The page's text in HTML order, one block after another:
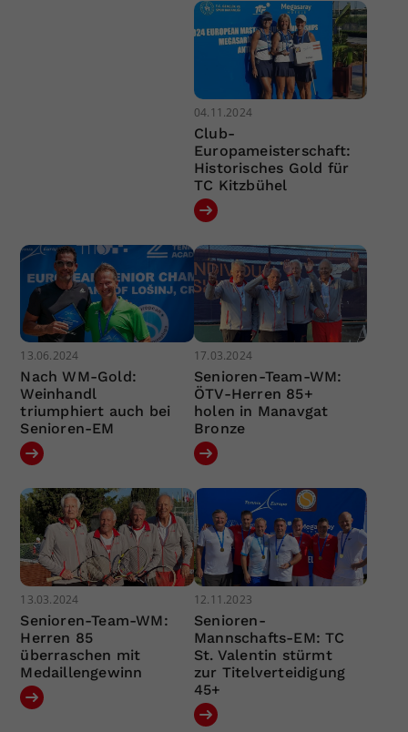
04.11.2024
Club-
Europameisterschaft:
Historisches Gold für
TC Kitzbühel
13.06.2024
Nach WM-Gold:
Weinhandl
triumphiert auch bei
Senioren-EM
17.03.2024
Senioren-Team-WM:
ÖTV-Herren 85+
holen in Manavgat
Bronze
13.03.2024
Senioren-Team-WM:
Herren 85
überraschen mit
Medaillengewinn
12.11.2023
Senioren-
Mannschafts-EM: TC
St. Valentin stürmt
zur Titelverteidigung
45+